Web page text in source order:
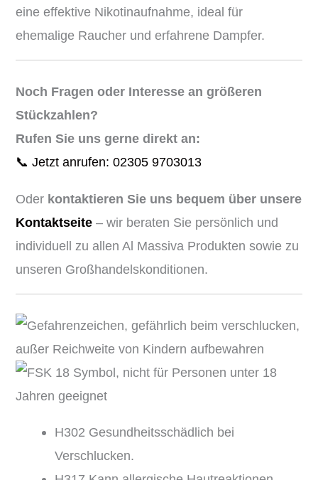
eine effektive Nikotinaufnahme, ideal für
ehemalige Raucher und erfahrene Dampfer.
Noch Fragen oder Interesse an größeren
Stückzahlen?
Rufen Sie uns gerne direkt an:
📞 Jetzt anrufen: 02305 9703013
Oder kontaktieren Sie uns bequem über unsere
Kontaktseite – wir beraten Sie persönlich und
individuell zu allen Al Massiva Produkten sowie zu
unseren Großhandelskonditionen.
H302 Gesundheitsschädlich bei
Verschlucken.